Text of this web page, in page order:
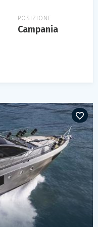
POSIZIONE
Campania